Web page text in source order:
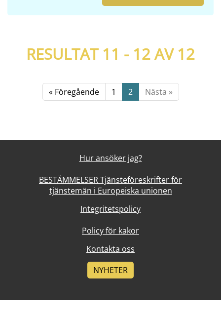
RESULTAT 11 - 12 AV12
« Föregående 1 2 Nästa »
Hur ansöker jag?
BESTÄMMELSER Tjänsteföreskrifter för
tjänstemän i Europeiska unionen
Integritetspolicy
Policy för kakor
Kontakta oss
NYHETER